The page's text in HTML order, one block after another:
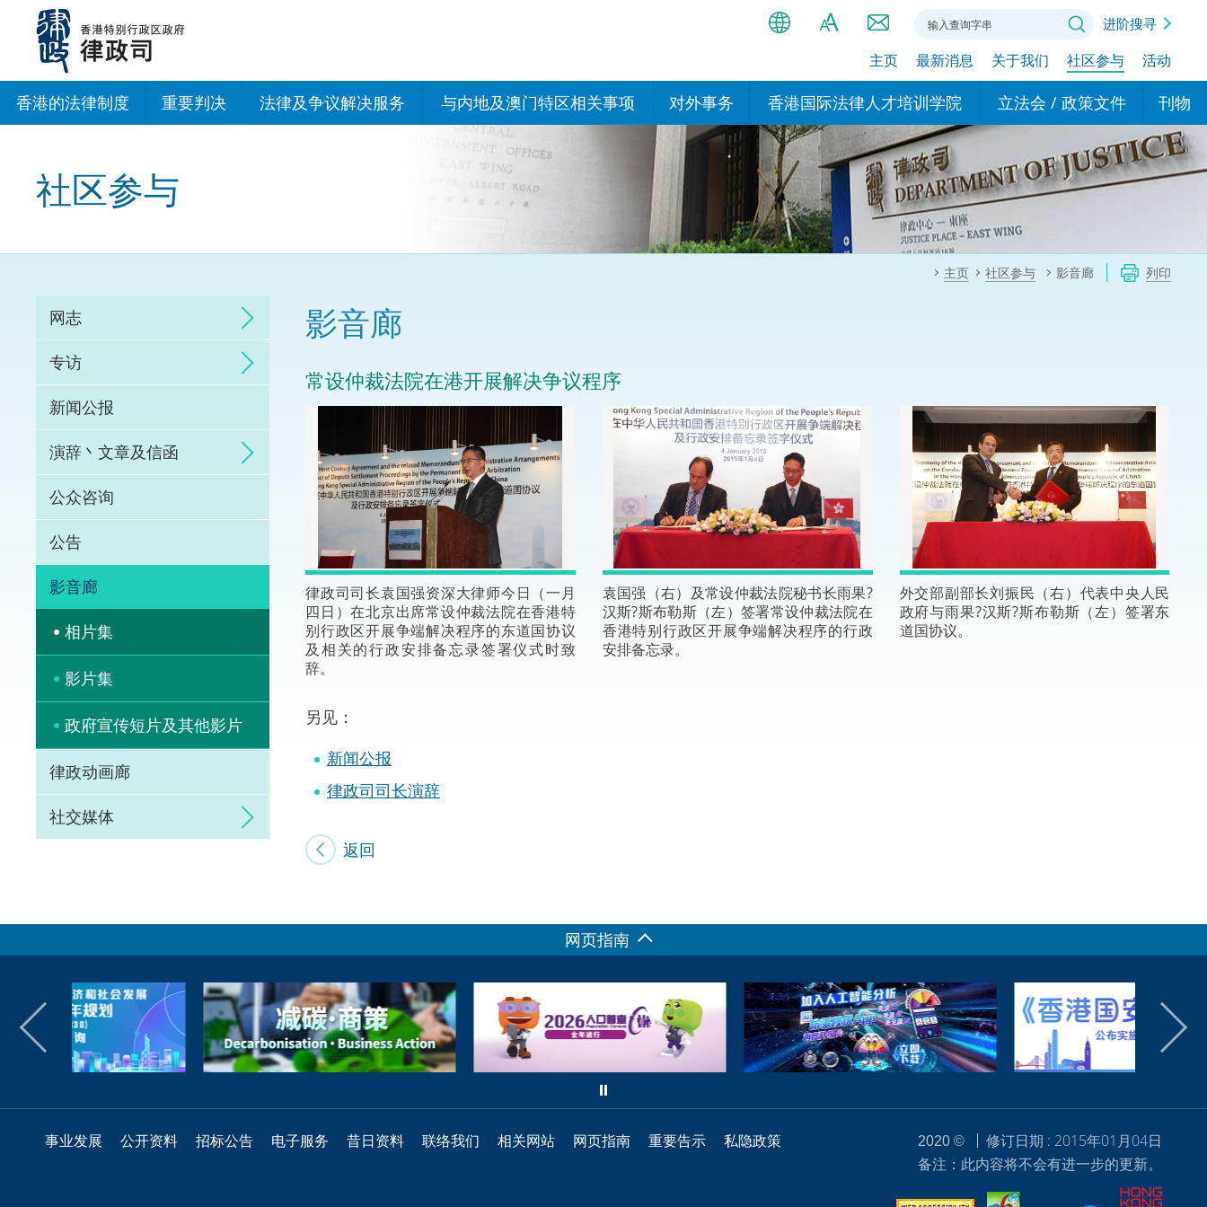
内
简
EN
Bahasa Indonesia (印尼语)
हिन्दी (印度语)
नेपाली (尼泊尔语)
Tiếng Việt (越南语)
A
A
进阶搜寻
主页 最新消息 关于我们 社区参与 活动
香港的法律制度 重要判决 法律及争议解决服务
诉讼
网上争议解决及法律科技
体育争议解决先导计划
能力建设
法律枢纽
促成交易和争议解决服务中心
与内地及澳门特区相关事项
与内地有关的安排
香港与内地相互认可和执行民
商事案件判决的安排
关于建立更紧密经贸关系的安
与澳门特区的安排
“一带一路”建设
粤港澳大湾区
对外事务
国际政府机构在香港设立办事
处或运作
多边协定
其他协定
香港国际法律人才培训学院
我们的学院
我们的专家委员会
我们的办公室
我们的培训课程和能力建设项
我们的年度回顾 2024-2025
立法会 / 政策文件
现行政策措施
政策文件
特别财务委员会
刊物
基本
民事
相互
一般
社区参与
主页 社区参与 影音廊 列印
网志
专访
新闻公报
演辞丶文章及信函
公众咨询
公告
影音廊
相片集
影片集
政府宣传短片及其他影片
律政动画廊
社交媒体
影音廊
常设仲裁法院在港开展解决争议程序
律政司司长袁国强资深大律师今日（一月
四日）在北京出席常设仲裁法院在香港特
别行政区开展争端解决程序的东道国协议
及相关的行政安排备忘录签署仪式时致
辞。
袁国强（右）及常设仲裁法院秘书长雨果?
汉斯?斯布勒斯（左）签署常设仲裁法院在
香港特别行政区开展争端解决程序的行政
安排备忘录。
外交部副部长刘振民（右）代表中央人民
政府与雨果?汉斯?斯布勒斯（左）签署东
道国协议。
另见：
新闻公报
律政司司长演辞
返回
网页指南
事业发展 公开资料 招标公告 电子服务 昔日资料 联络我们 相关网站 网页指南 重要告示 私隐政策 2020 ©
修订日期 : 2015年01月04日
备注：此内容将不会有进一步的更新。